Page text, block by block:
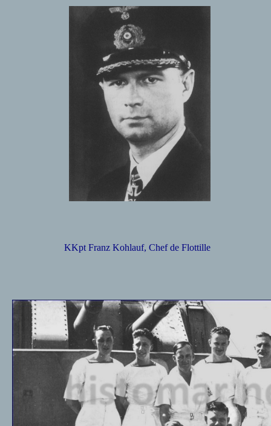
KKpt Franz Kohlauf, Chef de Flottille